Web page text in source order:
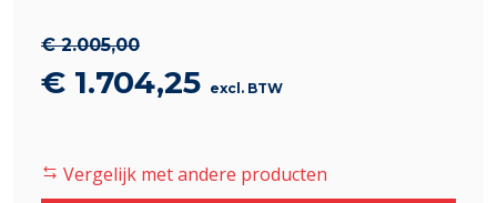
€2.005,00
Oorspronkelijke
was:
€ 1.704,25Huidige
is:
excl. BTW
Vergelijk met andere producten